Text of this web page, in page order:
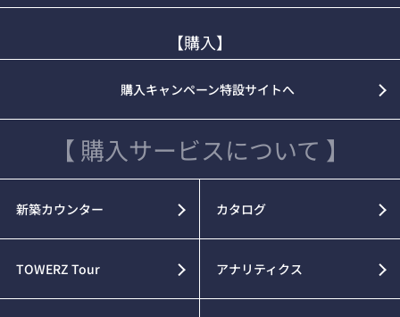
【購入】
購入キャンペーン特設サイトへ
【 購入サービスについて 】
新築カウンター カタログ
TOWERZ Tour アナリティクス